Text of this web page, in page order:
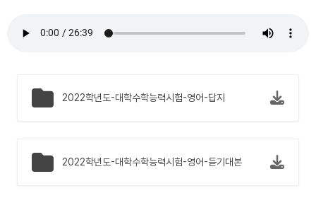
2022학년도-대학수학능력시험-영어-답지
2022학년도-대학수학능력시험-영어-듣기대본